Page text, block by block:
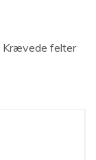
Krævede felter